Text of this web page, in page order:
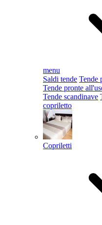
menu
Saldi tende Tende
Tende pronte
Tende scandinave
copriletto
Copriletti